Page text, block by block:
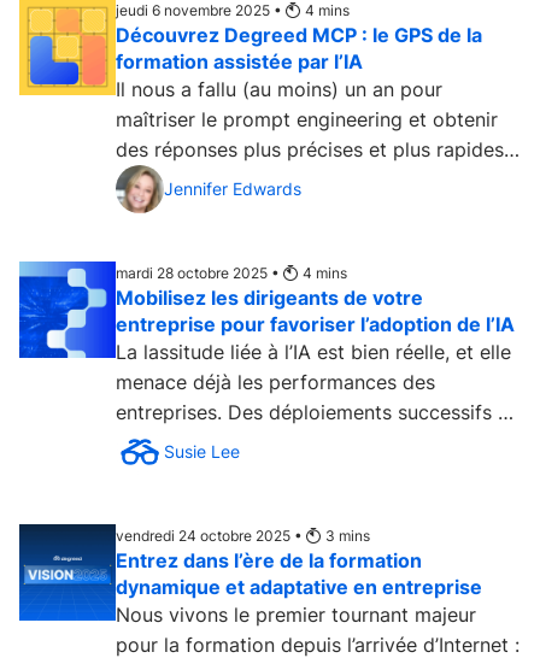
jeudi 6 novembre 2025 • 4 mins
Découvrez Degreed MCP : le GPS de la
formation assistée par l’IA
Il nous a fallu (au moins) un an pour
maîtriser le prompt engineering et obtenir
des réponses plus précises et plus rapides
de la part de l’IA....
Jennifer Edwards
mardi 28 octobre 2025 • 4 mins
Mobilisez les dirigeants de votre
entreprise pour favoriser l’adoption de l’IA
La lassitude liée à l’IA est bien réelle, et elle
menace déjà les performances des
entreprises. Des déploiements successifs de
nouveaux...
Susie Lee
vendredi 24 octobre 2025 • 3 mins
Entrez dans l’ère de la formation
dynamique et adaptative en entreprise
Nous vivons le premier tournant majeur
pour la formation depuis l’arrivée d’Internet :